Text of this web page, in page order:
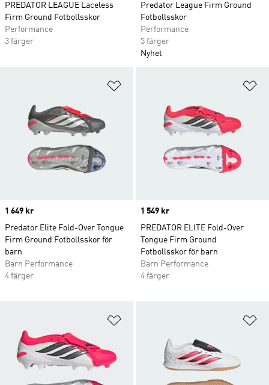
PREDATOR LEAGUE Laceless
Firm Ground Fotbollsskor
Performance
3 färger
Predator League Firm Ground
Fotbollsskor
Performance
5 färger
Nyhet
Price
1 649 kr
Predator Elite Fold-Over Tongue
Firm Ground Fotbollsskor för
barn
Barn Performance
4 färger
Price
1 549 kr
PREDATOR ELITE Fold-Over
Tongue Firm Ground
Fotbollsskor för barn
Barn Performance
4 färger